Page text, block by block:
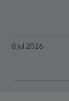
8 jul 2026